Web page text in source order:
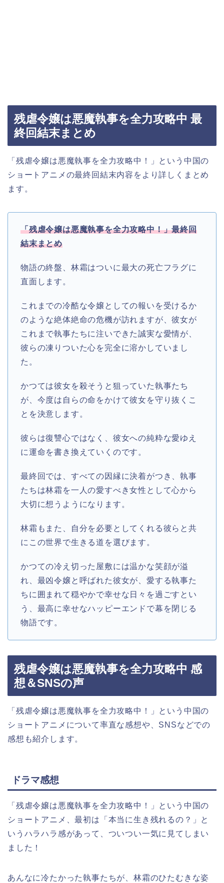
残虐令嬢は悪魔執事を全力攻略中 最
終回結末まとめ
「残虐令嬢は悪魔執事を全力攻略中！」という中国の
ショートアニメの最終回結末内容をより詳しくまとめ
ます。
「残虐令嬢は悪魔執事を全力攻略中！」最終回
結末まとめ
物語の終盤、林霜はついに最大の死亡フラグに
直面します。
これまでの冷酷な令嬢としての報いを受けるか
のような絶体絶命の危機が訪れますが、彼女が
これまで執事たちに注いできた誠実な愛情が、
彼らの凍りついた心を完全に溶かしていまし
た。
かつては彼女を殺そうと狙っていた執事たち
が、今度は自らの命をかけて彼女を守り抜くこ
とを決意します。
彼らは復讐心ではなく、彼女への純粋な愛ゆえ
に運命を書き換えていくのです。
最終回では、すべての因縁に決着がつき、執事
たちは林霜を一人の愛すべき女性として心から
大切に想うようになります。
林霜もまた、自分を必要としてくれる彼らと共
にこの世界で生きる道を選びます。
かつての冷え切った屋敷には温かな笑顔が溢
れ、最凶令嬢と呼ばれた彼女が、愛する執事た
ちに囲まれて穏やかで幸せな日々を過ごすとい
う、最高に幸せなハッピーエンドで幕を閉じる
物語です。
残虐令嬢は悪魔執事を全力攻略中 感
想＆SNSの声
「残虐令嬢は悪魔執事を全力攻略中！」という中国の
ショートアニメについて率直な感想や、SNSなどでの
感想も紹介します。
ドラマ感想
「残虐令嬢は悪魔執事を全力攻略中！」という中国の
ショートアニメ
、最初は「本当に生き残れるの？」と
いうハラハラ感があって、ついつい一気に見てしまい
ました！
あんなに冷たかった執事たちが、林霜のひたむきな姿